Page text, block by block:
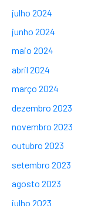
julho 2024
junho 2024
maio 2024
abril 2024
março 2024
dezembro 2023
novembro 2023
outubro 2023
setembro 2023
agosto 2023
julho 2023